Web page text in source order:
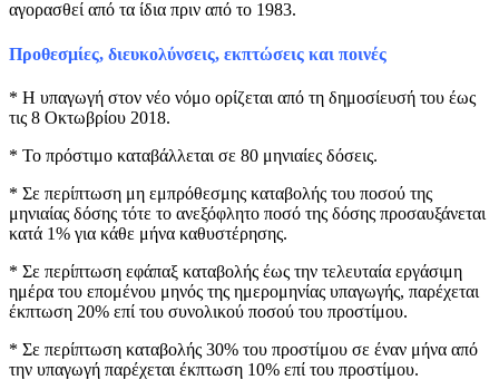
αγορασθεί από τα ίδια πριν από το 1983.
Προθεσμίες, διευκολύνσεις, εκπτώσεις και ποινές
* Η υπαγωγή στον νέο νόμο ορίζεται από τη δημοσίευσή του έως
τις 8 Οκτωβρίου 2018.
* Το πρόστιμο καταβάλλεται σε 80 μηνιαίες δόσεις.
* Σε περίπτωση μη εμπρόθεσμης καταβολής του ποσού της
μηνιαίας δόσης τότε το ανεξόφλητο ποσό της δόσης προσαυξάνεται
κατά 1% για κάθε μήνα καθυστέρησης.
* Σε περίπτωση εφάπαξ καταβολής έως την τελευταία εργάσιμη
ημέρα του επομένου μηνός της ημερομηνίας υπαγωγής, παρέχεται
έκπτωση 20% επί του συνολικού ποσού του προστίμου.
* Σε περίπτωση καταβολής 30% του προστίμου σε έναν μήνα από
την υπαγωγή παρέχεται έκπτωση 10% επί του προστίμου.